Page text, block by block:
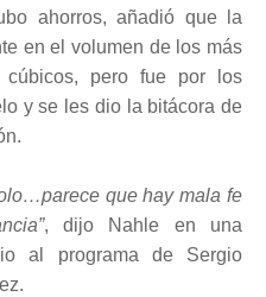
ahorros, añadió que la
en el volumen de los más
pero fue por los
y se les dio la bitácora de
que hay mala fe
, dijo Nahle en una
al programa de Sergio